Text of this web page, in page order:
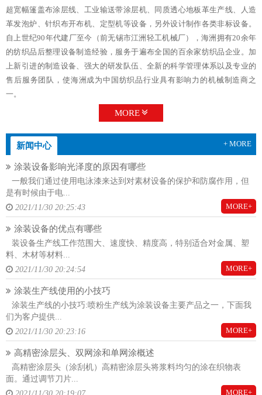
超宽幅篷盖布涂层线、工业输送带涂层机、同质透心地板革生产线、人造
革发泡炉、针织布开布机、定型机等设备，另外设计制作各类非标设备。
自上世纪90年代建厂至今（前无锡市江洲轻工机械厂），海洲拥有20余年
的纺织品后整理设备制造经验，服务于遍布全国的百余家纺织品企业。加
上新引进的制造设备、强大的研发队伍、全新的科学管理体系以及专业的
售后服务团队，使海洲成为中国纺织品行业具有影响力的机械制造商之
一。
MORE
新闻中心 + MORE
涂装设备影响光泽度的原因有哪些
一般我们通过使用电泳漆来达到对素材设备的保护和防腐作用，但
是有时候由于电...
2021/11/30 20:25:43
MORE+
涂装设备的优点有哪些
装设备生产线工作范围大、速度快、精度高，特别适合对金属、塑
料、木材等材料...
2021/11/30 20:24:54
MORE+
涂装生产线使用的小技巧
涂装生产线的小技巧:喷粉生产线为涂装设备主要产品之一，下面我
们为客户提供...
2021/11/30 20:23:16
MORE+
高精密涂层头、双网涂和单网涂概述
高精密涂层头（涂刮机）高精密涂层头将浆料均匀的涂在织物表
面。通过调节刀片...
MORE+